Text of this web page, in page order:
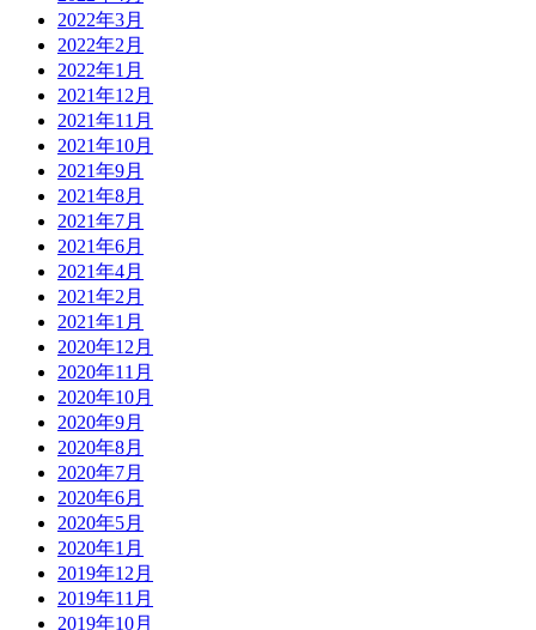
2022年3月
2022年2月
2022年1月
2021年12月
2021年11月
2021年10月
2021年9月
2021年8月
2021年7月
2021年6月
2021年4月
2021年2月
2021年1月
2020年12月
2020年11月
2020年10月
2020年9月
2020年8月
2020年7月
2020年6月
2020年5月
2020年1月
2019年12月
2019年11月
2019年10月